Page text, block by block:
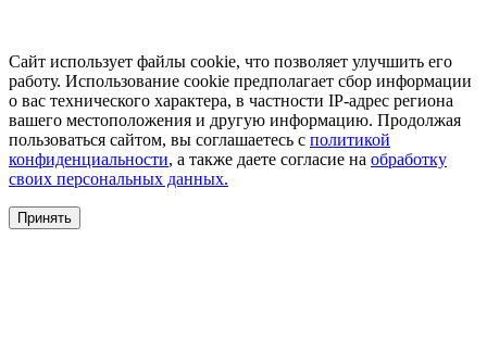
Сайт использует файлы cookie, что позволяет улучшить его
работу. Использование cookie предполагает сбор информации
о вас технического характера, в частности IP-адрес региона
вашего местоположения и другую информацию. Продолжая
пользоваться сайтом, вы соглашаетесь с политикой
конфиденциальности, а также даете согласие на обработку
своих персональных данных.
Принять